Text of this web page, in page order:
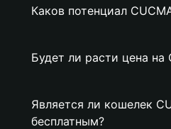
Каков потенциал
Будет ли расти цена на
Является ли кошелек
бесплатным?